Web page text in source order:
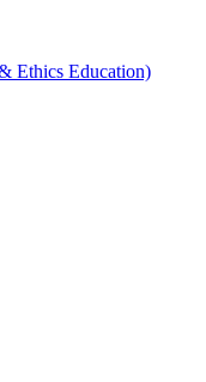
Ethics Education)